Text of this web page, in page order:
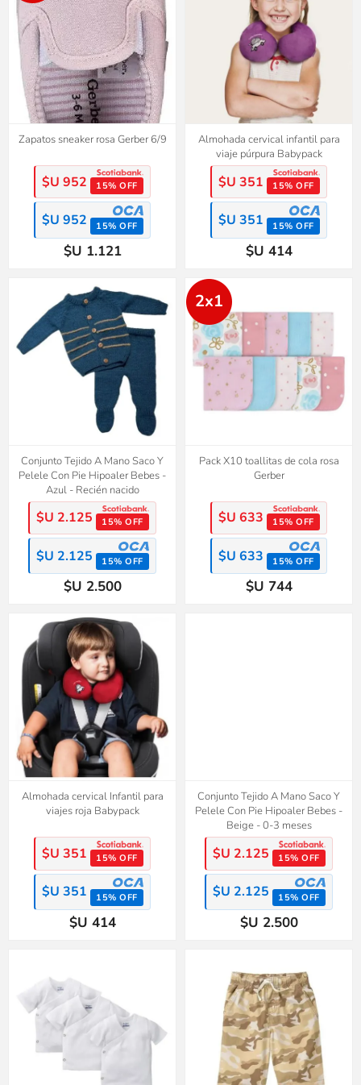
Zapatos sneaker rosa Gerber 6/9
$U 952 15% OFF
$U 952 15% OFF
$U 1.121
Almohada cervical infantil para
viaje púrpura Babypack
$U 351 15% OFF
$U 351 15% OFF
$U 414
Conjunto Tejido A Mano Saco Y
Pelele Con Pie Hipoaler Bebes -
Azul - Recién nacido
$U 2.125 15% OFF
$U 2.125 15% OFF
$U 2.500
2x1
Pack X10 toallitas de cola rosa
Gerber
$U 633 15% OFF
$U 633 15% OFF
$U 744
Almohada cervical Infantil para
viajes roja Babypack
$U 351 15% OFF
$U 351 15% OFF
$U 414
Conjunto Tejido A Mano Saco Y
Pelele Con Pie Hipoaler Bebes -
Beige - 0-3 meses
$U 2.125 15% OFF
$U 2.125 15% OFF
$U 2.500